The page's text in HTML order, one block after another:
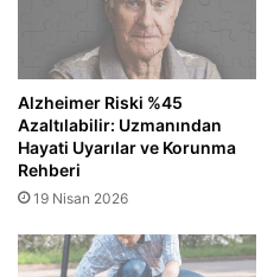
Alzheimer Riski %45
Azaltılabilir: Uzmanından
Hayati Uyarılar ve Korunma
Rehberi
19 Nisan 2026